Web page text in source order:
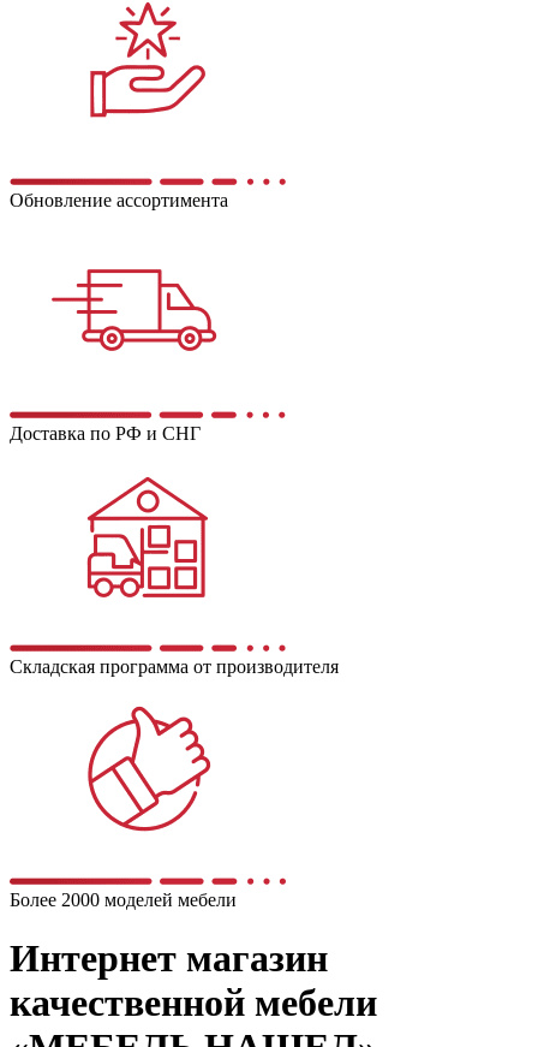
Обновление ассортимента
Доставка по РФ и СНГ
Складская программа от производителя
Более 2000 моделей мебели
Интернет магазин
качественной мебели